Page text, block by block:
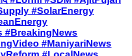
#SolarEnergy
#BreakingNews
#ManiyariNews